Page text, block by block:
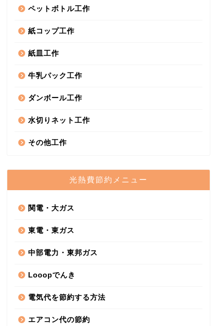
ペットボトル工作
紙コップ工作
紙皿工作
牛乳パック工作
ダンボール工作
水切りネット工作
その他工作
光熱費節約メニュー
関電・大ガス
東電・東ガス
中部電力・東邦ガス
Looopでんき
電気代を節約する方法
エアコン代の節約